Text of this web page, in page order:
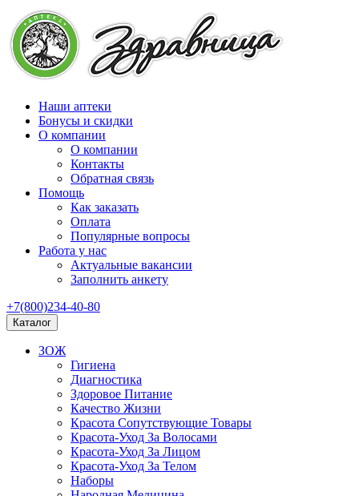
Наши аптеки
Бонусы и скидки
О компании
О компании
Контакты
Обратная связь
Помощь
Как заказать
Оплата
Популярные вопросы
Работа у нас
Актуальные вакансии
Заполнить анкету
+7(800)234-40-80
Каталог
ЗОЖ
Гигиена
Диагностика
Здоровое Питание
Качество Жизни
Красота Сопутствующие Товары
Красота-Уход За Волосами
Красота-Уход За Лицом
Красота-Уход За Телом
Наборы